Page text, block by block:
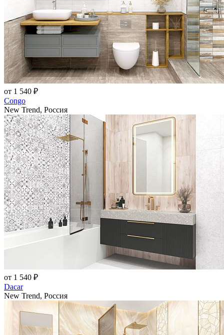
от 1 540 ₽
Congo
New Trend, Россия
от 1 540 ₽
Dacar
New Trend, Россия